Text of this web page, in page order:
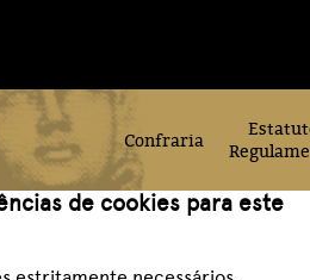
de cookies para este
Confraria